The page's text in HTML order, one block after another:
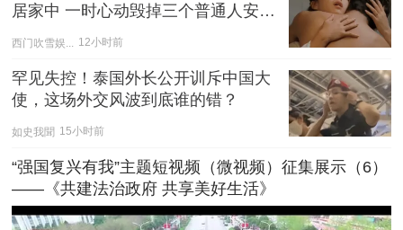
居家中 一时心动毁掉三个普通人安稳
西门吹雪娱... 12小时前
罕见失控！泰国外长公开训斥中国大
使，这场外交风波到底谁的错？
如史我聞 15小时前
“强国复兴有我”主题短视频（微视频）征集展示（6）
——《共建法治政府 共享美好生活》